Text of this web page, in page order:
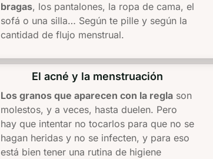
bragas, los pantalones, la ropa de cama, el
sofá o una silla… Según te pille y según la
cantidad de flujo menstrual.
El acné y la menstruación
Los granos que aparecen con la reglason
molestos, y a veces, hasta duelen. Pero
hay que intentar no tocarlos para que no se
hagan heridas y no se infecten, y para eso
está bien tener una rutina de higiene